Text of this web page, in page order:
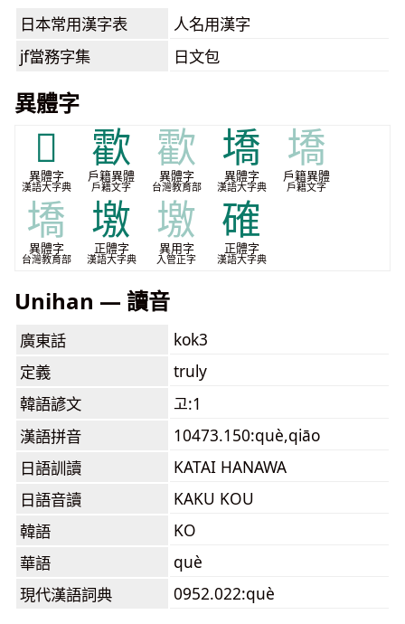
日本常用漢字表 人名用漢字
jf當務字集 日文包
異體字
𣤇
異體字
漢語大字典
㱋
戶籍異體
戶籍文字
㱋
異體字
台灣教育部
墧
異體字
漢語大字典
墧
戶籍異體
戶籍文字
墧
異體字
台灣教育部
墽
正體字
漢語大字典
墽
異用字
入管正字
確
正體字
漢語大字典
Unihan — 讀音
廣東話
kok3
定義
truly
韓語諺文
고:1
漢語拼音
10473.150:què,qiāo
日語訓讀
KATAI HANAWA
日語音讀
KAKU KOU
韓語
KO
華語
què
現代漢語詞典
0952.022:què